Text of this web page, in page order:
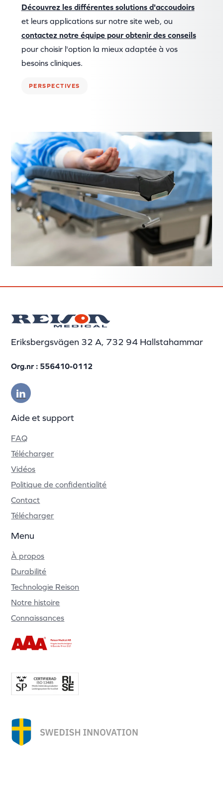
Découvrez les différentes solutions d'accoudoirs
et leurs applications sur notre site web, ou
contactez notre équipe pour obtenir des conseils
pour choisir l'option la mieux adaptée à vos
besoins cliniques.
PERSPECTIVES
Eriksbergsvägen 32 A, 732 94 Hallstahammar
Org.nr : 556410-0112
Aide et support
FAQ
Télécharger
Vidéos
Politique de confidentialité
Contact
Télécharger
Menu
À propos
Durabilité
Technologie Reison
Notre histoire
Connaissances